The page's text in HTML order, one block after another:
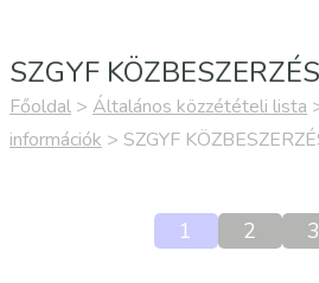
SZGYF
Főoldal > Általános közzétételi lista
információk > SZGYF
1 2 3